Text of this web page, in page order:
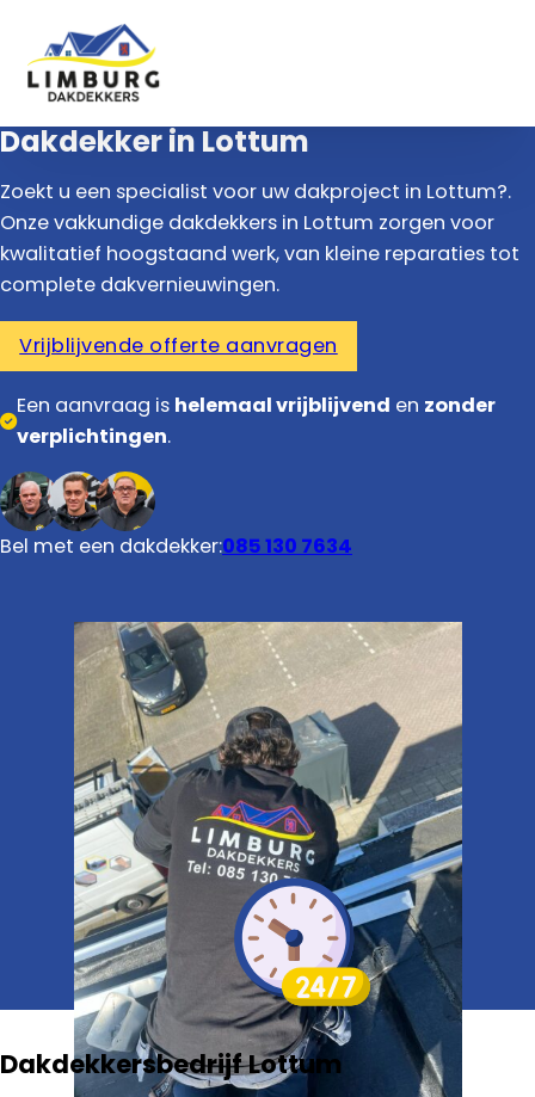
Dakdekker in Lottum
Zoekt u een specialist voor uw dakproject in Lottum?.
Onze vakkundige dakdekkers in Lottum zorgen voor
kwalitatief hoogstaand werk, van kleine reparaties tot
complete dakvernieuwingen.
Vrijblijvende offerte aanvragen
Een aanvraag is helemaal vrijblijvend en zonder
verplichtingen.
Bel met een dakdekker:085 130 7634
Dakdekkersbedrijf Lottum